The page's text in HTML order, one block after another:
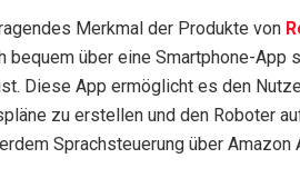
Merkmal der Produkte von
bequem über eine Smartphone-App
Diese App ermöglicht es den
zu erstellen und den Roboter
Sprachsteuerung über Amazon